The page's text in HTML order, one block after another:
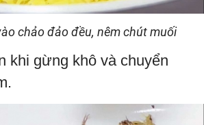
chảo đảo đều, nêm chút muối
khi gừng khô và chuyển